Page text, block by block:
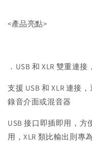
<產品亮點>
．USB 和 XLR 雙重連
支援 USB 和 XLR 連接
錄音介面或混音器
USB 接口即插即用，
用，XLR 類比輸出則專